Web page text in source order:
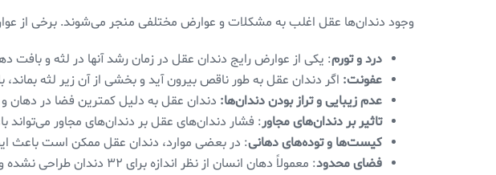
وجود دندان‌ها عقل اغلب به مشکلات و عوارض مختلفی منجر می‌شوند. برخی از
درد و تورم: یکی از عوارض رایج دندان عقل در زمان رشد آنها در لثه و بافت
عفونت: اگر دندان عقل به طور ناقص بیرون آید و بخشی از آن زیر لثه
عدم زیبایی و تراز بودن دندان‌ها: دندان عقل به دلیل کمترین فضا در دهان
تاثیر بر دندان‌های مجاور: فشار دندان‌های عقل بر دندان‌های مجاور می‌تواند
کیست‌ها و توده‌های دهانی: در بعضی موارد، دندان عقل ممکن است باعث
فضای محدود: معمولاً دهان انسان از نظر اندازه برای ۳۲ دندان طراحی نشده و دندان‌های عقل ممکن است به دلیل فضای محدود در دهان به مشکل بخورند.